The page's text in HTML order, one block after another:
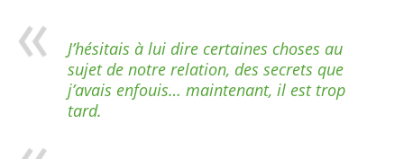
J’hésitais à lui dire certaines choses au
sujet de notre relation, des secrets que
j’avais enfouis… maintenant, il est trop
tard.